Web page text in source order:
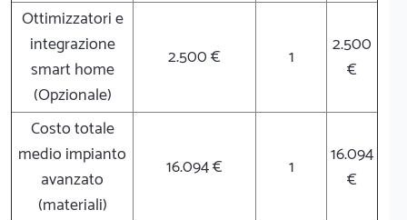
Ottimizzatori e
integrazione
smart home
(Opzionale)
2.500 € 1
2.500
€
Costo totale
medio impianto
avanzato
(materiali)
16.094 € 1
16.094
€